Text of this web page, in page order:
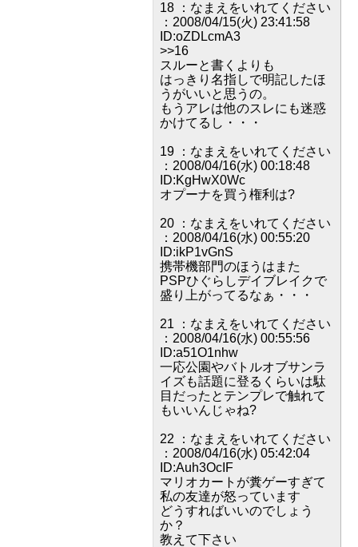
18 ：なまえをいれてください
：2008/04/15(火) 23:41:58
ID:oZDLcmA3
>>16
スルーと書くよりも
はっきり名指しで明記したほ
うがいいと思うの。
もうアレは他のスレにも迷惑
かけてるし・・・
19 ：なまえをいれてください
：2008/04/16(水) 00:18:48
ID:KgHwX0Wc
オプーナを買う権利は?
20 ：なまえをいれてください
：2008/04/16(水) 00:55:20
ID:ikP1vGnS
携帯機部門のほうはまた
PSPひぐらしデイブレイクで
盛り上がってるなぁ・・・
21 ：なまえをいれてください
：2008/04/16(水) 00:55:56
ID:a51O1nhw
一応公園やバトルオブサンラ
イズも話題に登るくらいは駄
目だったとテンプレで触れて
もいいんじゃね?
22 ：なまえをいれてください
：2008/04/16(水) 05:42:04
ID:Auh3OcIF
マリオカートが糞ゲーすぎて
私の友達が怒っています
どうすればいいのでしょう
か？
教えて下さい